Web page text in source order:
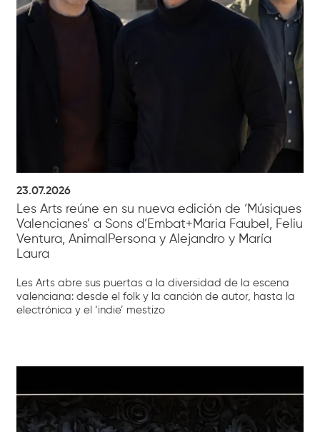
23.07.2026
Les Arts reúne en su nueva edición de ‘Músiques
Valencianes’ a Sons d’Embat+Maria Faubel, Feliu
Ventura, AnimalPersona y Alejandro y María
Laura
Les Arts abre sus puertas a la diversidad de la escena
valenciana: desde el folk y la canción de autor, hasta la
electrónica y el ‘indie’ mestizo